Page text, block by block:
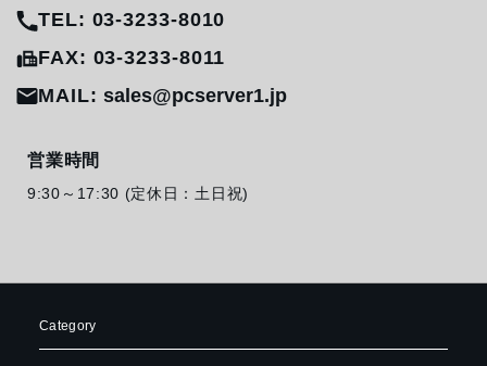
TEL: 03-3233-8010
FAX: 03-3233-8011
MAIL:sales@pcserver1.jp
営業時間
9:30～17:30 (定休日：土日祝)
Category